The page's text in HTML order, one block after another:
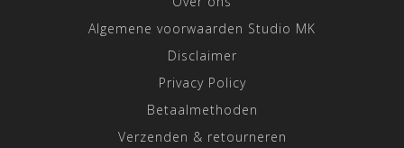
Algemene voorwaarden Studio MK
Disclaimer
Privacy Policy
Betaalmethoden
Verzenden & retourneren